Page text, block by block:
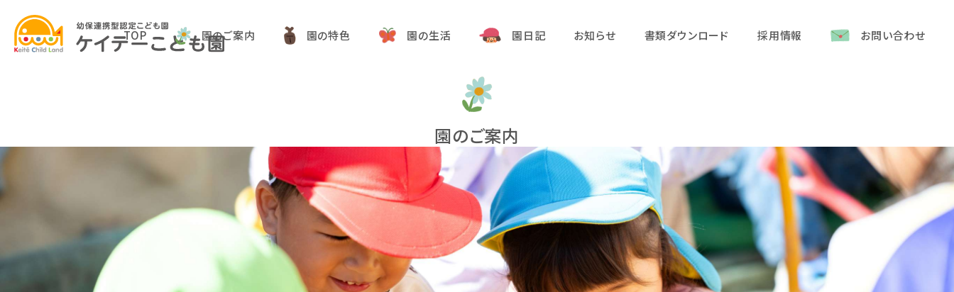
TOP 園のご案内 園の特色 園の生活 園日記 お知らせ 書類ダウンロード 採用情報 お問い合わせ
園のご案内